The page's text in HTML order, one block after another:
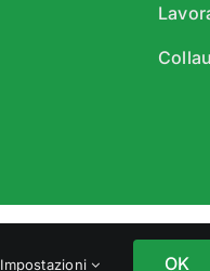
Impostazioni OK